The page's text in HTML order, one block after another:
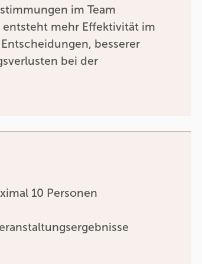
im Team
mehr Effektivität im
besserer
bei der
10 Personen